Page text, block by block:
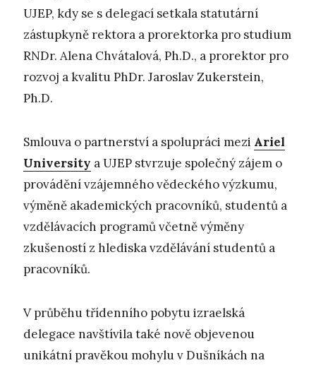
UJEP, kdy se s delegací setkala statutární
zástupkyně rektora a prorektorka pro studium
RNDr. Alena Chvátalová, Ph.D., a prorektor pro
rozvoj a kvalitu PhDr. Jaroslav Zukerstein,
Ph.D.
Smlouva o partnerství a spolupráci mezi Ariel
University a UJEP stvrzuje společný zájem o
provádění vzájemného vědeckého výzkumu,
výměně akademických pracovníků, studentů a
vzdělávacích programů včetně výměny
zkušeností z hlediska vzdělávání studentů a
pracovníků.
V průběhu třídenního pobytu izraelská
delegace navštívila také nově objevenou
unikátní pravěkou mohylu v Dušníkách na